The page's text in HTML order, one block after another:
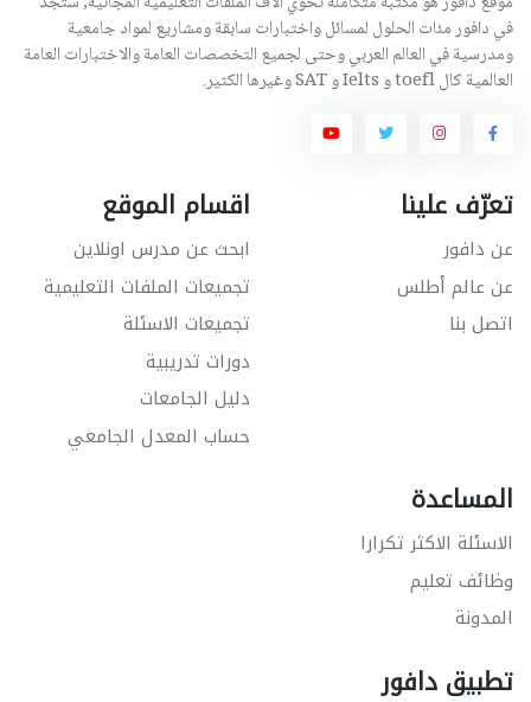
في دافور مئات الحلول لمسائل واختبارات سابقة ومشاريع لمواد جامعية
ومدرسية في العالم العربي وحتى لجميع التخصصات العامة والاختبارات العامة
العالمية كال toefl و Ielts و SAT وغيرها الكثير.
تعرّف علينا
عن دافور
عن عالم أطلس
اتصل بنا
اقسام الموقع
ابحث عن مدرس اونلاين
تجميعات الملفات التعليمية
تجميعات الاسئلة
دورات تدريبية
دليل الجامعات
حساب المعدل الجامعي
المساعدة
الاسئلة الاكثر تكرارا
وظائف تعليم
المدونة
تطبيق دافور